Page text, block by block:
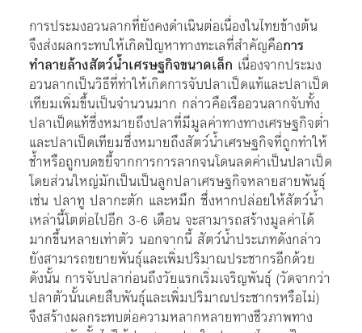
การประมงอวนลากที่ยังคงดำเนินต่อเนื่องในไทยข้างต้น
จึงส่งผลกระทบให้เกิดปัญหาทางทะเลที่สำคัญคือการ
ทำลายล้างสัตว์น้ำเศรษฐกิจขนาดเล็ก เนื่องจากประมง
อวนลากเป็นวิธีที่ทำให้เกิดการจับปลาเป็ดแท้และปลาเป็ด
เทียมเพิ่มขึ้นเป็นจำนวนมาก กล่าวคือเรืออวนลากจับทั้ง
ปลาเป็ดแท้ซึ่งหมายถึงปลาที่มีมูลค่าทางทางเศรษฐกิจต่ำ
และปลาเป็ดเทียมซึ่งหมายถึงสัตว์น้ำเศรษฐกิจที่ถูกทำให้
ช้ำหรือถูกบดขยี้จากการการลากจนโดนลดค่าเป็นปลาเป็ด
โดยส่วนใหญ่มักเป็นเป็นลูกปลาเศรษฐกิจหลายสายพันธุ์
เช่น ปลาทู ปลากะตัก และหมึก ซึ่งหากปล่อยให้สัตว์น้ำ
เหล่านี้โตต่อไปอีก 3-6 เดือน จะสามารถสร้างมูลค่าได้
มากขึ้นหลายเท่าตัว นอกจากนี้ สัตว์น้ำประเภทดังกล่าว
ยังสามารถขยายพันธุ์และเพิ่มปริมาณประชากรอีกด้วย
ดังนั้น การจับปลาก่อนถึงวัยแรกเริ่มเจริญพันธุ์ (วัดจากว่า
ปลาตัวนั้นเคยสืบพันธุ์และเพิ่มปริมาณประชากรหรือไม่)
จึงสร้างผลกระทบต่อความหลากหลายทางชีวภาพทาง